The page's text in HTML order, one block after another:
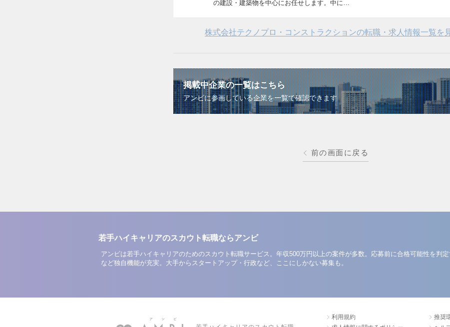
の建設・建築物を中心にお任せします。中に…
株式会社テクノプロ・コンストラクションの転職・求人情報一覧を
掲載中企業の一覧はこちら
アンビに参画している企業を一覧で確認できます
前の画面に戻る
若手ハイキャリアのスカウト転職ならアンビ
アンビは若手ハイキャリアのためのスカウト転職サービス。年収500万円以上の案件が多数。応募前に合格可能性を判
など独自機能が充実。大手からスタートアップ・行政など、ここにしかない募集も。
利用規約
推奨